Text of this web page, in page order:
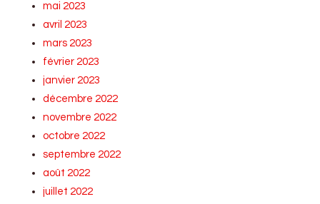
mai 2023
avril 2023
mars 2023
février 2023
janvier 2023
décembre 2022
novembre 2022
octobre 2022
septembre 2022
août 2022
juillet 2022